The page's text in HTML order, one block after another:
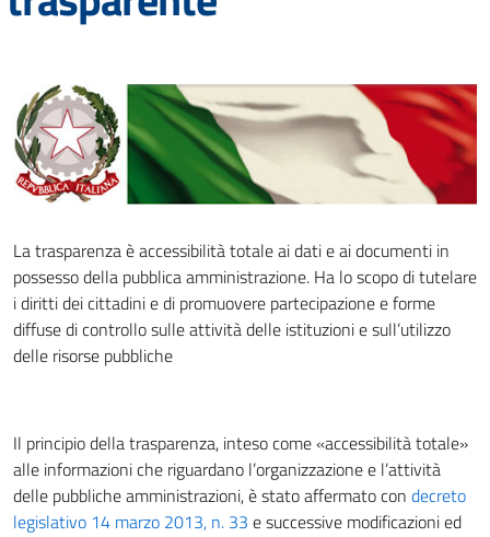
La trasparenza è accessibilità totale ai dati e ai documenti in
possesso della pubblica amministrazione. Ha lo scopo di tutelare
i diritti dei cittadini e di promuovere partecipazione e forme
diffuse di controllo sulle attività delle istituzioni e sull’utilizzo
delle risorse pubbliche
Il principio della trasparenza, inteso come «accessibilità totale»
alle informazioni che riguardano l’organizzazione e l’attività
delle pubbliche amministrazioni, è stato affermato con decreto
legislativo 14 marzo 2013, n. 33 e successive modificazioni ed